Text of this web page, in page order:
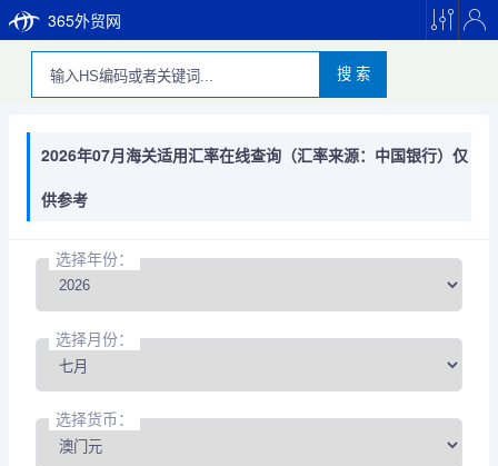
365外贸网
搜 索
2026年07月海关适用汇率在线查询（汇率来源：中国银行）仅
供参考
选择年份：
选择月份：
选择货币：